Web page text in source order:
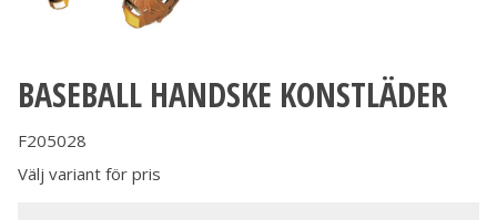
BASEBALL HANDSKE KONSTLÄDER
F205028
Välj variant för pris